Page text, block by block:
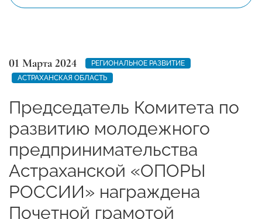
01 Марта 2024
РЕГИОНАЛЬНОЕ РАЗВИТИЕ
АСТРАХАНСКАЯ ОБЛАСТЬ
Председатель Комитета по
развитию молодежного
предпринимательства
Астраханской «ОПОРЫ
РОССИИ» награждена
Почетной грамотой